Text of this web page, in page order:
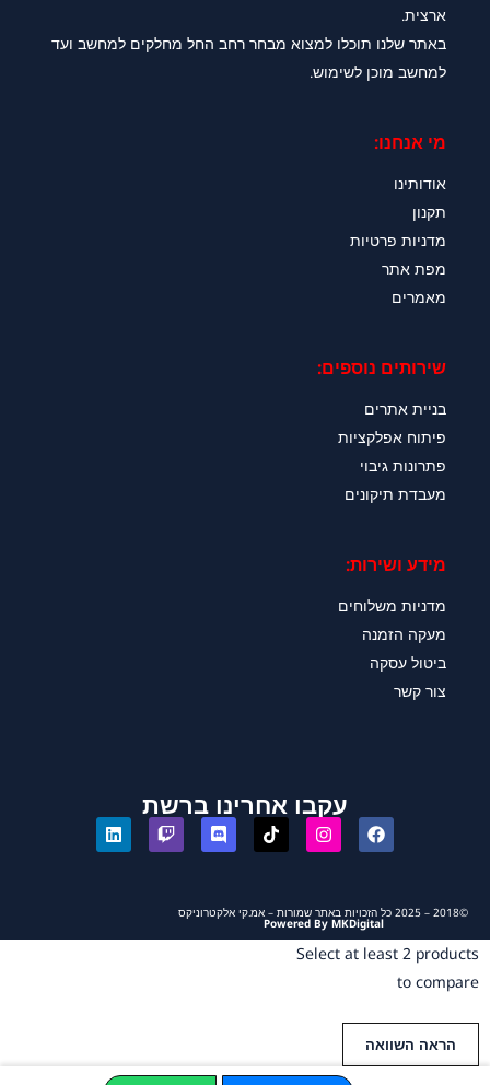
ארצית.
באתר שלנו תוכלו למצוא מבחר רחב החל מחלקים למחשב ועד
למחשב מוכן לשימוש.
מי אנחנו:
אודותינו
תקנון
מדניות פרטיות
מפת אתר
מאמרים
שירותים נוספים:
בניית אתרים
פיתוח אפלקציות
פתרונות גיבוי
מעבדת תיקונים
מידע ושירות:
מדניות משלוחים
מעקה הזמנה
ביטול עסקה
צור קשר
עקבו אחרינו ברשת
©2018 – 2025 כל הזכויות באתר שמורות – אמ.קי אלקטרוניקס
Powered By MKDigital
Select at least 2 products
to compare
הראה השוואה